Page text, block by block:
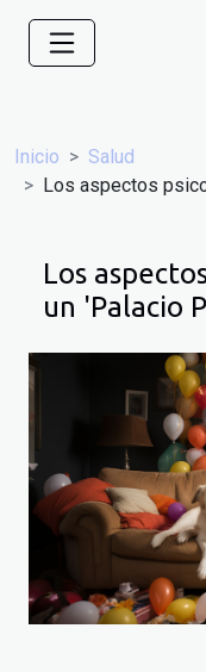
Inicio
Salud
Los aspectos
Los
un 'Palacio